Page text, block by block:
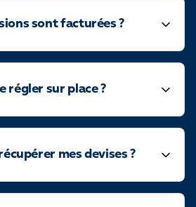
sont facturées ?
régler sur place ?
mes devises ?